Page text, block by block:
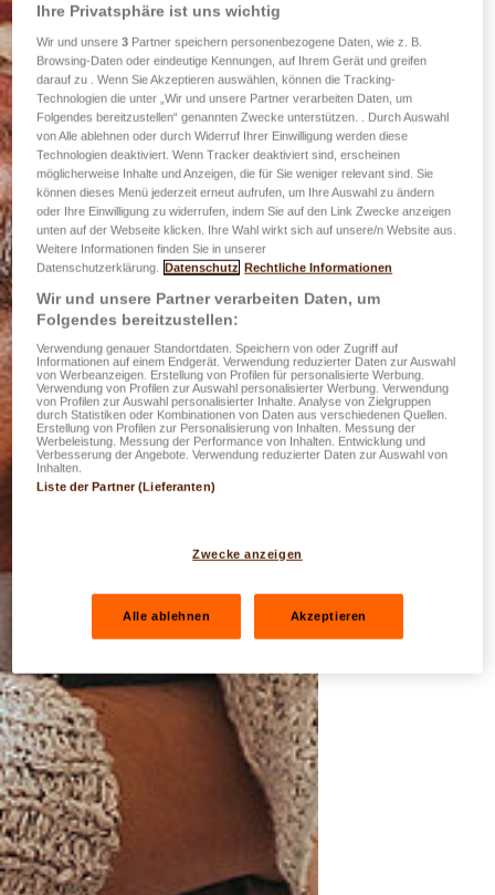
Ihre Privatsphäre ist uns wichtig
Wir und unsere3 Partner speichern personenbezogene Daten, wie z. B.
Browsing-Daten oder eindeutige Kennungen, auf Ihrem Gerät und greifen
darauf zu . Wenn Sie Akzeptieren auswählen, können die Tracking-
Technologien die unter „Wir und unsere Partner verarbeiten Daten, um
Folgendes bereitzustellen“ genannten Zwecke unterstützen. . Durch Auswahl
von Alle ablehnen oder durch Widerruf Ihrer Einwilligung werden diese
Technologien deaktiviert. Wenn Tracker deaktiviert sind, erscheinen
möglicherweise Inhalte und Anzeigen, die für Sie weniger relevant sind. Sie
können dieses Menü jederzeit erneut aufrufen, um Ihre Auswahl zu ändern
oder Ihre Einwilligung zu widerrufen, indem Sie auf den Link Zwecke anzeigen
unten auf der Webseite klicken. Ihre Wahl wirkt sich auf unsere/n Website aus.
Weitere Informationen finden Sie in unserer
Datenschutzerklärung. Datenschutz Rechtliche Informationen
Wir und unsere Partner verarbeiten Daten, um
Folgendes bereitzustellen:
Verwendung genauer Standortdaten. Speichern von oder Zugriff auf
Informationen auf einem Endgerät. Verwendung reduzierter Daten zur Auswahl
von Werbeanzeigen. Erstellung von Profilen für personalisierte Werbung.
Verwendung von Profilen zur Auswahl personalisierter Werbung. Verwendung
von Profilen zur Auswahl personalisierter Inhalte. Analyse von Zielgruppen
durch Statistiken oder Kombinationen von Daten aus verschiedenen Quellen.
Erstellung von Profilen zur Personalisierung von Inhalten. Messung der
Werbeleistung. Messung der Performance von Inhalten. Entwicklung und
Verbesserung der Angebote. Verwendung reduzierter Daten zur Auswahl von
Inhalten.
Liste der Partner (Lieferanten)
Zwecke anzeigen
Alle ablehnen Akzeptieren